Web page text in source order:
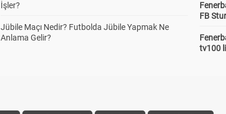
İşler?
Jübile Maçı Nedir? Futbolda Jübile Yapmak Ne
Anlama Gelir?
FB
tv100